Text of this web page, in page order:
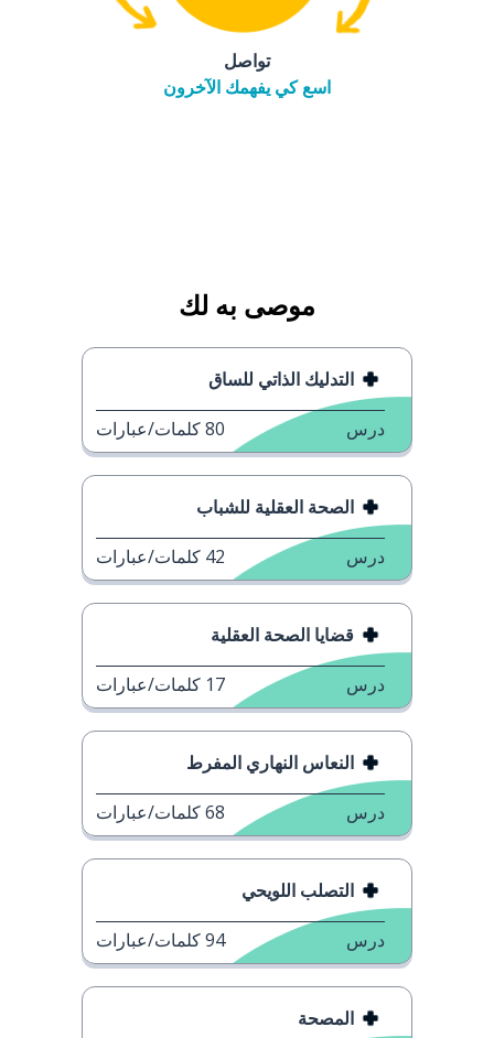
تواصل
اسع كي يفهمك الآخرون
موصى به لك
التدليك الذاتي للساق
درس 80كلمات/عبارات
الصحة العقلية للشباب
درس 42 كلمات/عبارات
قضايا الصحة العقلية
درس 17 كلمات/عبارات
النعاس النهاري المفرط
درس 68كلمات/عبارات
التصلب اللويحي
درس 94كلمات/عبارات
المصحة